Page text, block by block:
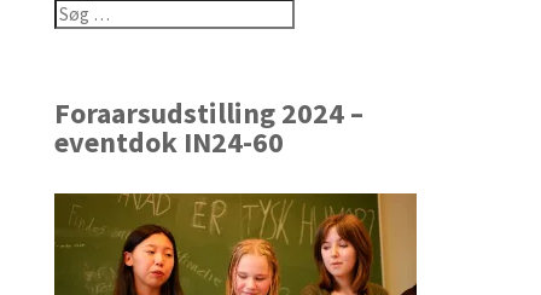
Foraarsudstilling 2024 –
eventdok IN24-60